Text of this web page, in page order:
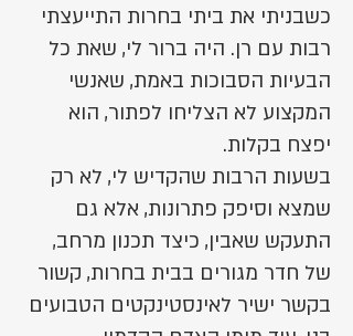
כשבניתי את ביתי בחרות התייעצתי
רבות עם רן. היה ברור לי, שאת כל
הבעיות הסבוכות באמת, שאנשי
המקצוע לא הצליחו לפתור, הוא
יפצח בקלות.
בשעות הרבות שהקדיש לי, לא רק
שמצא וסיפק פתרונות, אלא גם
התעקש שאבין, כיצד תכנון מרחב,
של חדר מגורים בבית בחרות, קשור
בקשר ישיר לאינסטינקטים הטבועים